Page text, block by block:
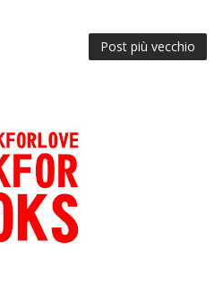
Post più vecchio